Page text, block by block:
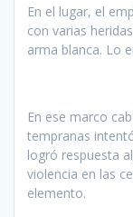
En el lugar, el
con varias
arma blanca. Lo
En ese marco
tempranas
logró respuesta
violencia en las
elemento.